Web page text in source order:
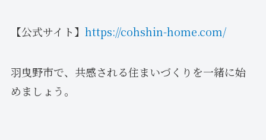
【公式サイト】 https://cohshin-home.com/
羽曳野市で、共感される住まいづくりを一緒に始
めましょう。